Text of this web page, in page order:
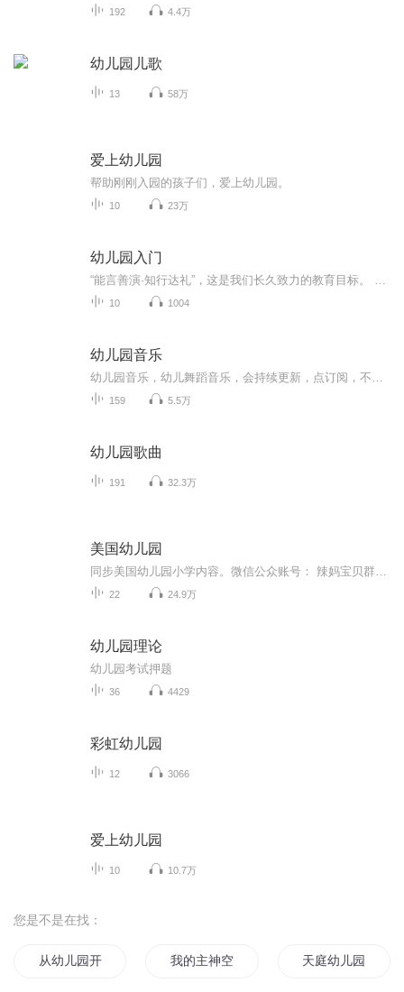
192 4.4万
幼儿园儿歌
13 58万
爱上幼儿园
帮助刚刚入园的孩子们，爱上幼儿园。
10 23万
幼儿园入门
10 1004
幼儿园音乐
159 5.5万
幼儿园歌曲
191 32.3万
美国幼儿园
22 24.9万
幼儿园理论
幼儿园考试押题
36 4429
彩虹幼儿园
12 3066
爱上幼儿园
10 10.7万
您是不是在找：
从幼儿园开始修仙 我的主神空间和我的过气幼儿园
天庭幼儿园